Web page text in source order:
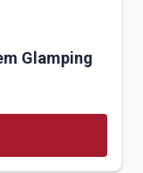
Glamping